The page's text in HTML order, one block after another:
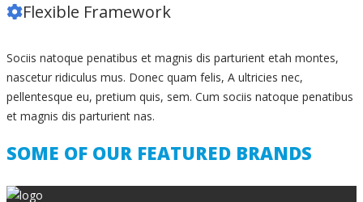
Flexible Framework
Sociis natoque penatibus et magnis dis parturient etah montes,
nascetur ridiculus mus. Donec quam felis, A ultricies nec,
pellentesque eu, pretium quis, sem. Cum sociis natoque penatibus
et magnis dis parturient nas.
SOME OF OUR FEATURED BRANDS